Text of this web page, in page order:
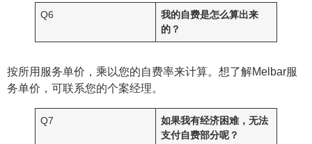
Q6
我的自费是怎么算出来
的？
按所用服务单价，乘以您的自费率来计算。想了解Melbar服
务单价，可联系您的个案经理。
Q7
如果我有经济困难，无法
支付自费部分呢？